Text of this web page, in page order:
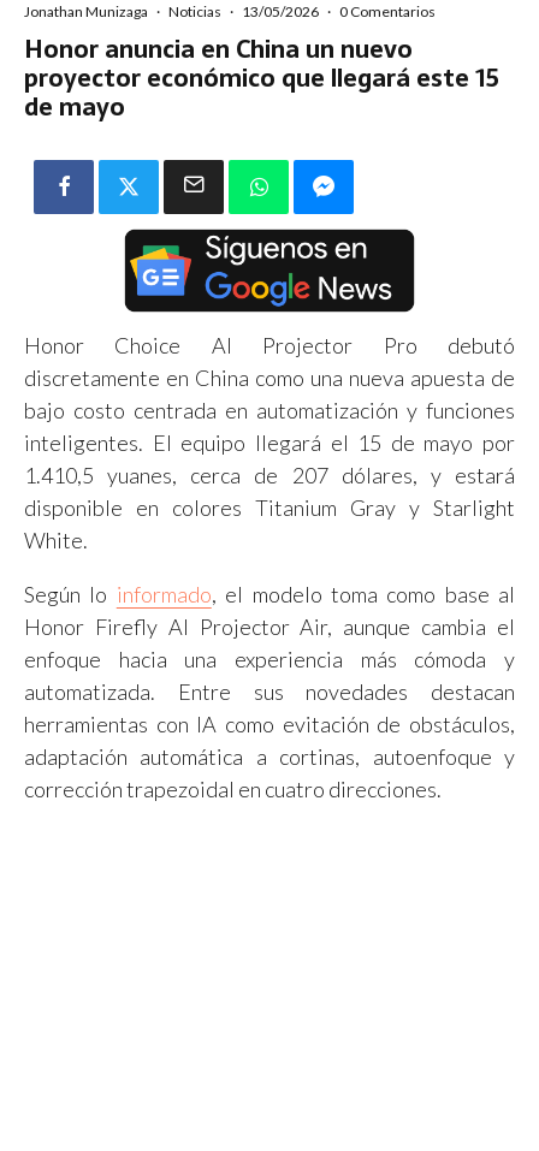
Jonathan Munizaga · Noticias · 13/05/2026 · 0 Comentarios
Honor anuncia en China un nuevo
proyector económico que llegará este 15
de mayo
Honor Choice AI Projector Pro debutó
discretamente en China como una nueva apuesta de
bajo costo centrada en automatización y funciones
inteligentes. El equipo llegará el 15 de mayo por
1.410,5 yuanes, cerca de 207 dólares, y estará
disponible en colores Titanium Gray y Starlight
White.
Según lo informado, el modelo toma como base al
Honor Firefly AI Projector Air, aunque cambia el
enfoque hacia una experiencia más cómoda y
automatizada. Entre sus novedades destacan
herramientas con IA como evitación de obstáculos,
adaptación automática a cortinas, autoenfoque y
corrección trapezoidal en cuatro direcciones.